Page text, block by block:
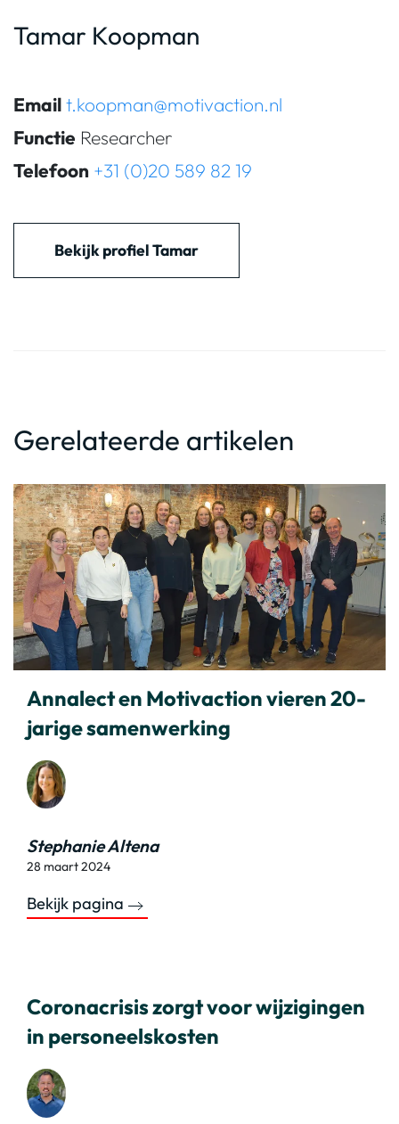
Tamar Koopman
Emailt.koopman@motivaction.nl
Functie Researcher
Telefoon +31 (0)20 589 82 19
Bekijk profiel Tamar
Gerelateerde artikelen
Annalect en Motivaction vieren 20-
jarige samenwerking
Stephanie Altena
28 maart 2024
Bekijk pagina
Coronacrisis zorgt voor wijzigingen
in personeelskosten